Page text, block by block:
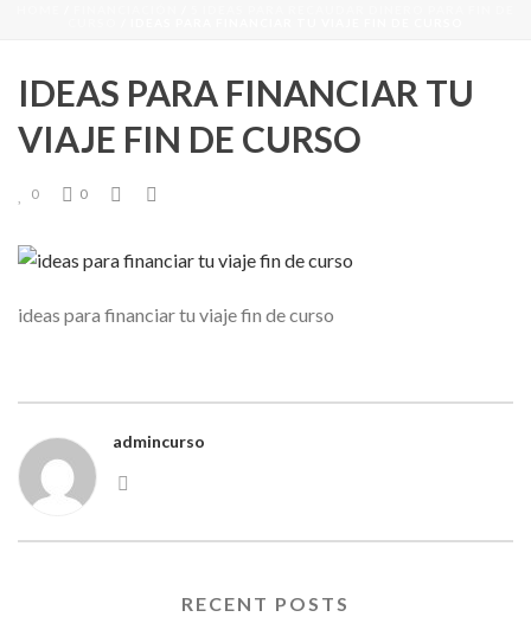
IDEAS PARA FINANCIAR TU
VIAJE FIN DE CURSO
0 0
ideas para financiar tu viaje fin de curso
admincurso
RECENT POSTS